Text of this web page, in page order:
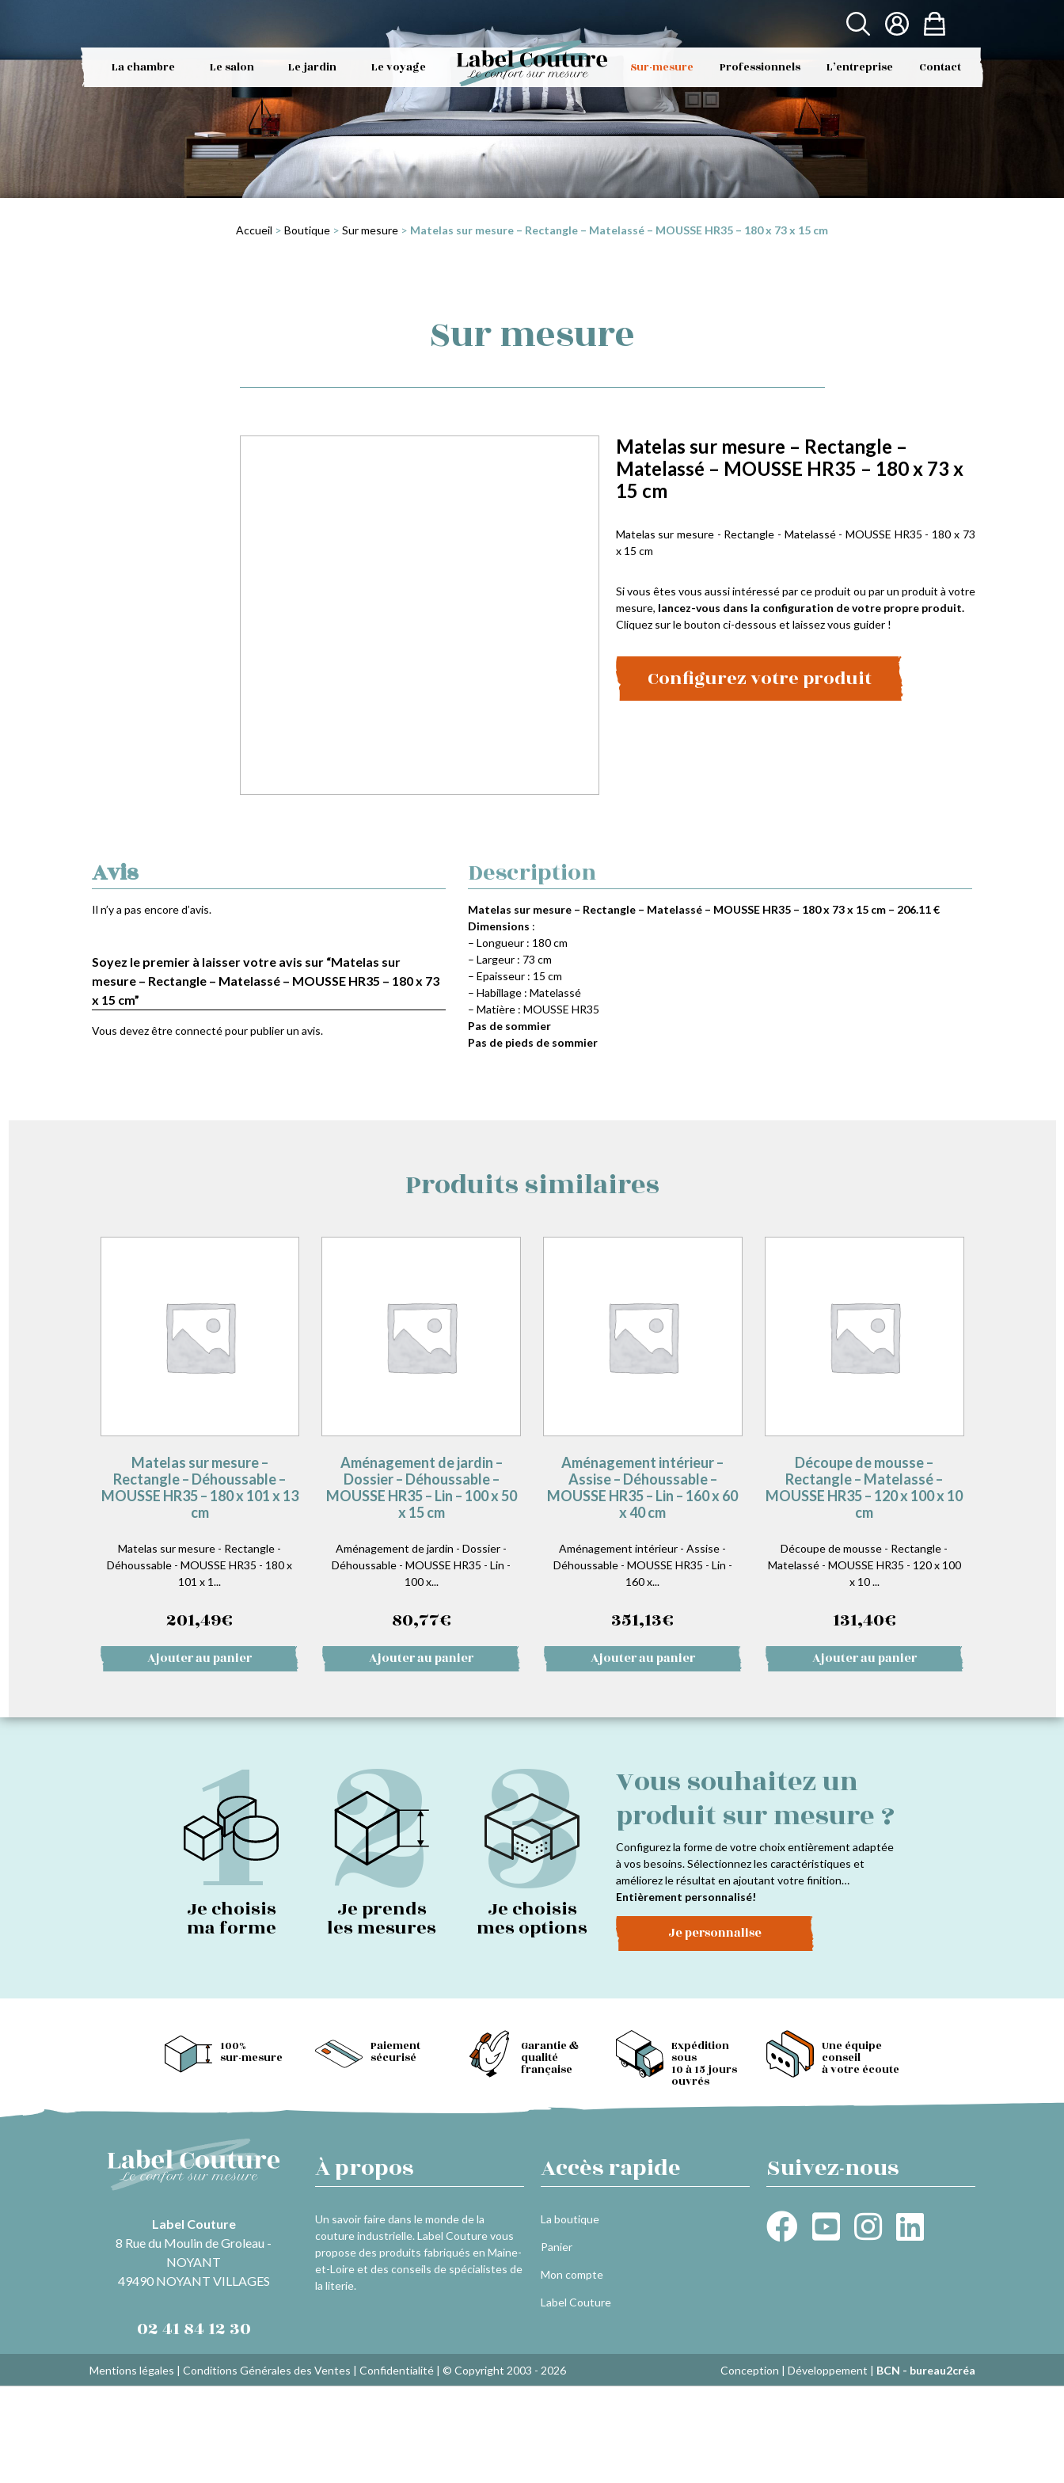
La chambre Le salon Le jardin Le voyage Sur-mesure Professionnels L’entreprise Contact
Accueil > Boutique > Sur mesure > Matelas sur mesure – Rectangle – Matelassé – MOUSSE HR35 – 180 x 73 x 15 cm
Sur mesure
Matelas sur mesure – Rectangle –
Matelassé – MOUSSE HR35 – 180 x 73 x
15 cm
Matelas sur mesure - Rectangle - Matelassé - MOUSSE HR35 - 180 x 73
x 15 cm
Si vous êtes vous aussi intéressé par ce produit ou par un produit à votre
mesure, lancez-vous dans la configuration de votre propre produit.
Cliquez sur le bouton ci-dessous et laissez vous guider !
Configurez votre produit
Avis
Il n’y a pas encore d’avis.
Soyez le premier à laisser votre avis sur “Matelas sur
mesure – Rectangle – Matelassé – MOUSSE HR35 – 180 x 73
x 15 cm”
Vous devez êtreconnectépour publier un avis.
Description
Matelas sur mesure – Rectangle – Matelassé – MOUSSE HR35 – 180 x 73 x 15 cm – 206.11 €
Dimensions :
– Longueur : 180 cm
– Largeur : 73 cm
– Epaisseur : 15 cm
– Habillage : Matelassé
– Matière : MOUSSE HR35
Pas de sommier
Pas de pieds de sommier
Produits similaires
Matelas sur mesure –
Rectangle – Déhoussable –
MOUSSE HR35 – 180 x 101 x 13
cm
Matelas sur mesure - Rectangle -
Déhoussable - MOUSSE HR35 - 180 x
101 x 1...
201,49€
Ajouter au panier
Aménagement de jardin –
Dossier – Déhoussable –
MOUSSE HR35 – Lin – 100 x 50
x 15 cm
Aménagement de jardin - Dossier -
Déhoussable - MOUSSE HR35 - Lin -
100 x...
80,77€
Ajouter au panier
Aménagement intérieur –
Assise – Déhoussable –
MOUSSE HR35 – Lin – 160 x 60
x 40 cm
Aménagement intérieur - Assise -
Déhoussable - MOUSSE HR35 - Lin -
160 x...
351,13€
Ajouter au panier
Découpe de mousse –
Rectangle – Matelassé –
MOUSSE HR35 – 120 x 100 x 10
cm
Découpe de mousse - Rectangle -
Matelassé - MOUSSE HR35 - 120 x 100
x 10 ...
131,40€
Ajouter au panier
1
Je choisis
ma forme 2
Je prends
les mesures 3
Je choisis
mes options
Vous souhaitez un
produit sur mesure ?
Configurez la forme de votre choix entièrement adaptée
à vos besoins. Sélectionnez les caractéristiques et
améliorez le résultat en ajoutant votre finition…
Entièrement personnalisé!
Je personnalise
100%
sur-mesure
Paiement
sécurisé
Garantie &
qualité
française
Expédition
sous
10 à 15 jours
ouvrés
Une équipe
conseil
à votre écoute
Label Couture
8 Rue du Moulin de Groleau -
NOYANT
49490 NOYANT VILLAGES
02 41 84 12 30
À propos
Un savoir faire dans le monde de la
couture industrielle. Label Couture vous
propose des produits fabriqués en Maine-
et-Loire et des conseils de spécialistes de
la literie.
Accès rapide
La boutique
Panier
Mon compte
Label Couture
Suivez-nous
Mentions légales | Conditions Générales des Ventes | Confidentialité| © Copyright 2003 - 2026 Conception | Développement | BCN - bureau2créa